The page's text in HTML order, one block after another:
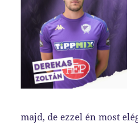
majd, de ezzel én most